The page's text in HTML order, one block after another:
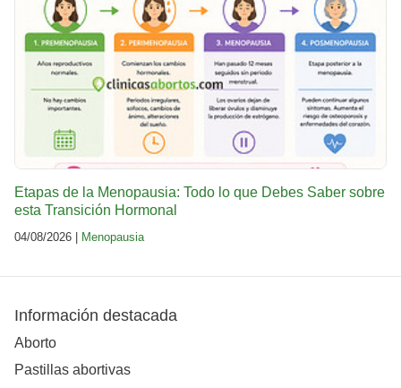
Etapas de la Menopausia: Todo lo que Debes Saber sobre
esta Transición Hormonal
04/08/2026 | Menopausia
Información destacada
Aborto
Pastillas abortivas